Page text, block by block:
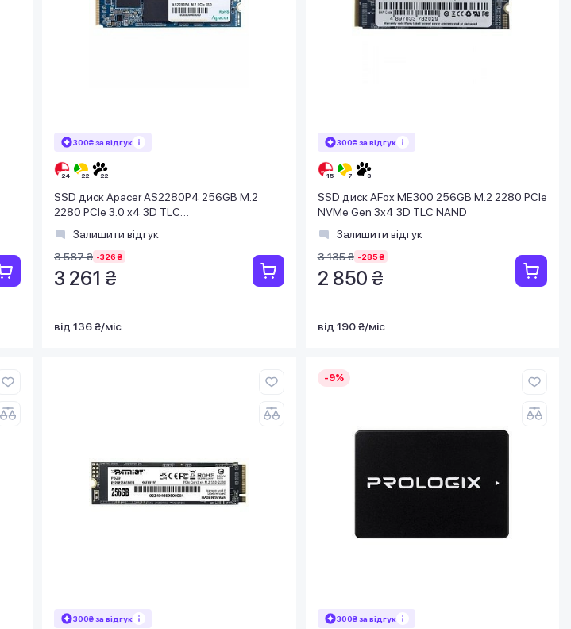
300₴ за відгук
SSD диск Apacer AS2280P4 256GB M.2
2280 PCIe 3.0 x4 3D TLC
(AP256GAS2280P4-1)
Залишити відгук
3 587 ₴ -326 ₴
3 261 ₴
від 136 ₴/міс
300₴ за відгук
SSD диск AFox ME300 256GB M.2 2280 PCIe
NVMe Gen 3x4 3D TLC NAND
Залишити відгук
3 135 ₴ -285 ₴
2 850 ₴
від 190 ₴/міс
300₴ за відгук
-9%
300₴ за відгук